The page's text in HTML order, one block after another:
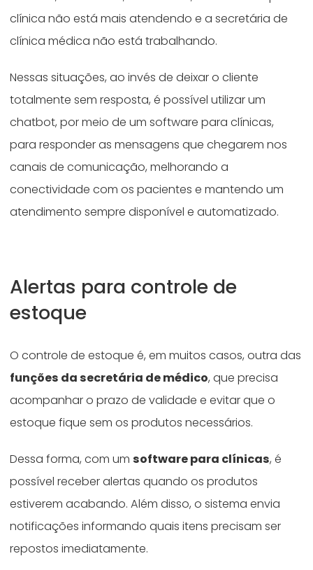
clínica não está mais atendendo e a secretária de
clínica médica não está trabalhando.
Nessas situações, ao invés de deixar o cliente
totalmente sem resposta, é possível utilizar um
chatbot, por meio de um software para clínicas,
para responder as mensagens que chegarem nos
canais de comunicação, melhorando a
conectividade com os pacientes e mantendo um
atendimento sempre disponível e automatizado.
Alertas para controle de
estoque
O controle de estoque é, em muitos casos, outra das
funções da secretária de médico, que precisa
acompanhar o prazo de validade e evitar que o
estoque fique sem os produtos necessários.
Dessa forma, com umsoftware para clínicas, é
possível receber alertas quando os produtos
estiverem acabando. Além disso, o sistema envia
notificações informando quais itens precisam ser
repostos imediatamente.